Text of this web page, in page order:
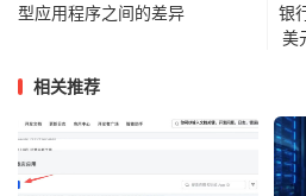
型应用程序之间的差异
银
美
相关推荐